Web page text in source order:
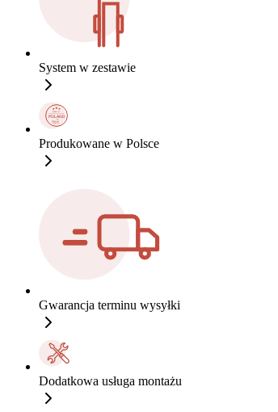
System w zestawie
Produkowane w Polsce
Gwarancja terminu wysyłki
Dodatkowa usługa montażu